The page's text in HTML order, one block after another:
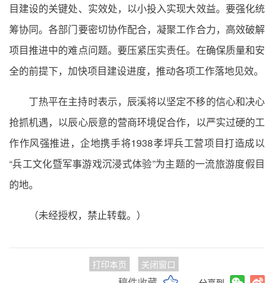
目建设的关键处、实效处，以小投入实现大效益。要强化统
筹协同。各部门要密切协作配合，凝聚工作合力，高效破解
项目推进中的难点问题。要压紧压实责任。在确保质量和安
全的前提下，加快项目建设进度，推动各项工作落地见效。
丁热平在主持时表示，辰溪将以坚定不移的信心和决心
抢抓机遇，以辰心辰意的营商环境促合作，以严实过硬的工
作作风强推进，企地携手将1938孝坪兵工营项目打造成以
“兵工文化暨军事游戏沉浸式体验”为主题的一流旅游度假目
的地。
（未经授权，禁止转载。）
打印本页 关闭窗口